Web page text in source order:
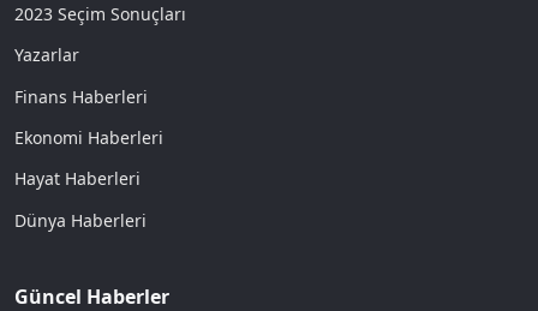
2023 Seçim Sonuçları
Yazarlar
Finans Haberleri
Ekonomi Haberleri
Hayat Haberleri
Dünya Haberleri
Güncel Haberler